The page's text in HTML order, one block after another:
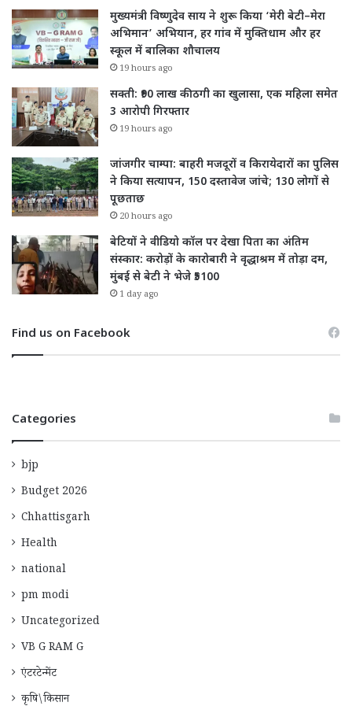
मुख्यमंत्री विष्णुदेव साय ने शुरू किया ‘मेरी बेटी–मेरा
अभिमान’ अभियान, हर गांव में मुक्तिधाम और हर
स्कूल में बालिका शौचालय
19 hours ago
सक्ती: ₹90 लाख की ठगी का खुलासा, एक महिला समेत
3 आरोपी गिरफ्तार
19 hours ago
जांजगीर चाम्पा: बाहरी मजदूरों व किरायेदारों का पुलिस
ने किया सत्यापन, 150 दस्तावेज जांचे; 130 लोगों से
पूछताछ
20 hours ago
बेटियों ने वीडियो कॉल पर देखा पिता का अंतिम
संस्कार: करोड़ों के कारोबारी ने वृद्धाश्रम में तोड़ा दम,
मुंबई से बेटी ने भेजे ₹5100
1 day ago
Find us on Facebook
Categories
bjp
Budget 2026
Chhattisgarh
Health
national
pm modi
Uncategorized
VB G RAM G
एंटरटेन्मेंट
कृषि\किसान